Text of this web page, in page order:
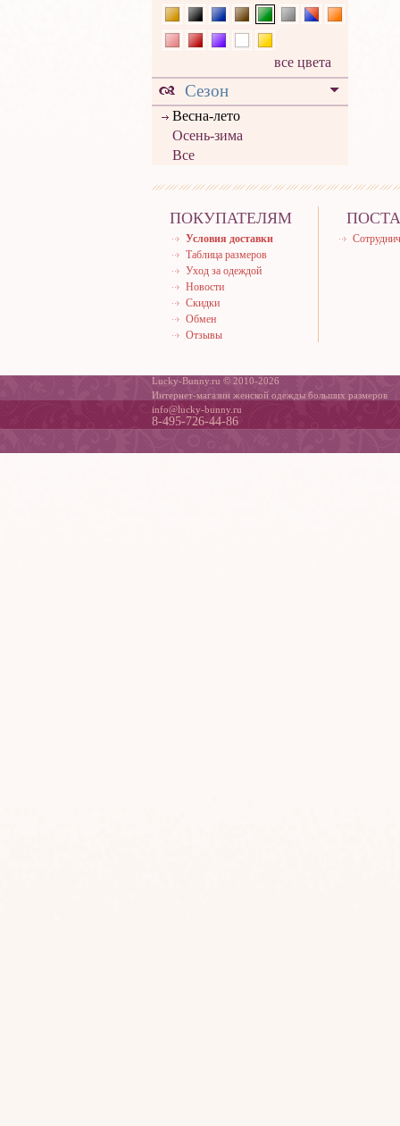
все цвета
Сезон
Весна-лето
Осень-зима
Все
ПОКУПАТЕЛЯМ
Условия доставки
Таблица размеров
Уход за одеждой
Новости
Скидки
Обмен
Отзывы
Lucky-Bunny.ru © 2010-2026
Интернет-магазин женской одежды больших размеров
info@lucky-bunny.ru
8-495-726-44-86